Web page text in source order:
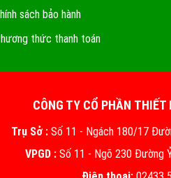
sách bảo hành
thức thanh toán
CÔNG TY CỔ PHẦN
Trụ Sở : Số 11 - Ngách 180/17
VPGD : Số 11 - Ngõ 230 Đường